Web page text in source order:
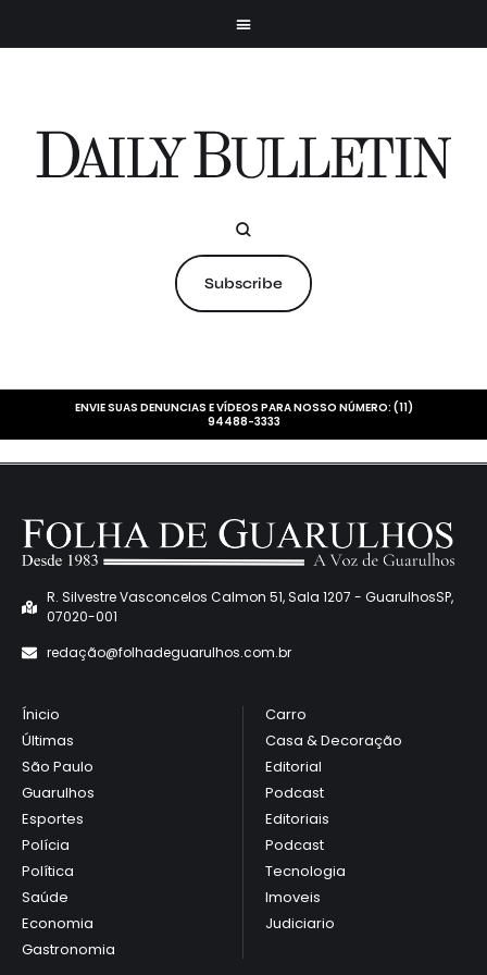
Subscribe
ENVIE SUAS DENUNCIAS E VÍDEOS PARA NOSSO NÚMERO: (11)
94488-3333
R. Silvestre Vasconcelos Calmon 51, Sala 1207 - GuarulhosSP,
07020-001
redação@folhadeguarulhos.com.br
Ínicio
Últimas
São Paulo
Guarulhos
Esportes
Polícia
Política
Saúde
Economia
Gastronomia
Carro
Casa & Decoração
Editorial
Podcast
Editoriais
Podcast
Tecnologia
Imoveis
Judiciario